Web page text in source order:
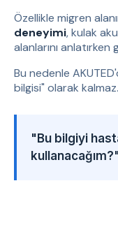
Özellikle migren
deneyimi, kulak
alanlarını
Bu nedenle
bilgisi" olarak
"Bu bilgiyi